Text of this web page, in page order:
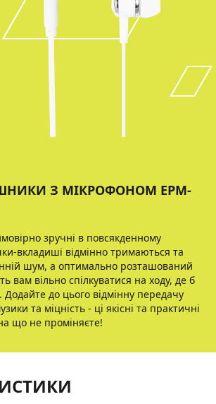
З МІКРОФОНОМ EPM-
зручні в повсякденному
вкладиші відмінно тримаються та
шум, а оптимально розташований
вам вільно спілкуватися на ходу, де б
до цього відмінну передачу
та міцність - ці якісні та практичні
що не проміняєте!